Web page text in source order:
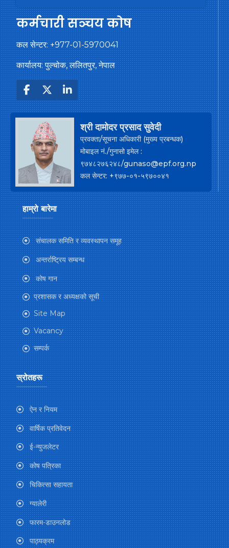
कर्मचारी सञ्चय कोष
कल सेन्टर:+977-01-5970041
कार्यालय: पुल्चोक, ललितपुर, नेपाल
श्री दामोदर प्रसाद सुवेदी
प्रवक्ता/सूचना अधिकारी (मुख्य प्रबन्धक)
मोबाइल नं./गुनासो इमेल :
९७४८२७६२४८/gunaso@epf.org.np
कल सेन्टर: +९७७-०१-५९७००४१
हाम्रो बारेमा
संचालक समिति र व्यवस्थापन समूह
अन्तर्राष्ट्रिय सम्बन्ध
कोष गान
प्रशासक र अध्यक्षको सूची
Site Map
Vacancy
सम्पर्क
स्रोतहरू
ऐन र नियम
वार्षिक प्रतिवेदन
ई-न्युजलेटर
कोष पत्रिका
चिकित्सा सहायता
ग्यालेरी
फारम-डाउनलोड
पाठ्यक्रम